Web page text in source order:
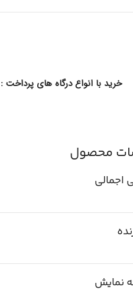
خرید با انواع درگاه های پرداخت :
محصول
اجمالی
نمایش